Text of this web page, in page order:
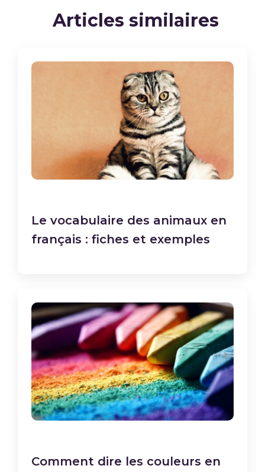
Articles similaires
Le vocabulaire des animaux en
français : fiches et exemples
Comment dire les couleurs en